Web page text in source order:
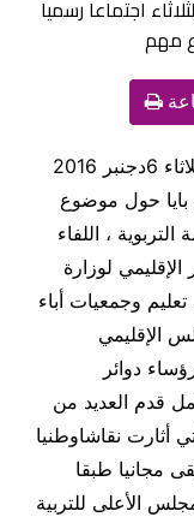
شهدت قاعة عمالة برشيد عشية يوم الثلاثاء 6دجنبر 2016
بايا حول موضوع
، اللفاء
لوزارة
تعليم وجمعيات أباء
الإقليمي
دوائر
قدم العديد من
أثارت نقاشاوطنيا
مجانيا طبقا
الأعلى للتربية